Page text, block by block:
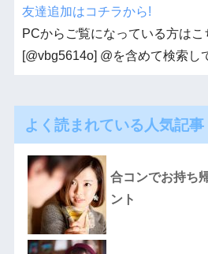
友達追加はコチラから!
PCからご覧になっている方はこ
[@vbg5614o] @を含めて検索し
よく読まれている人気記事
合コンでお持ち
ント